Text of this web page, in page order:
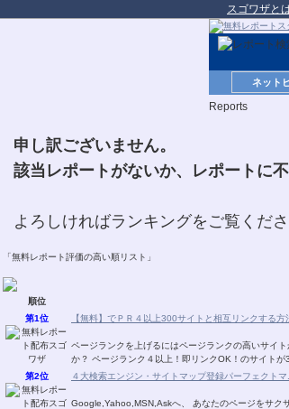
スゴワザと
ネット
Reports
申し訳ございません。
該当レポートがないか、レポートに
よろしければランキングをご覧くださ
「無料レポート評価の高い順リスト」
順位
第1位
【無料】でＰＲ４以上300サイトと相互リンクする方
ページランクを上げるにはページランクの高いサイ
か？ ページランク４以上！即リンクOK！のサイト
第2位
４大検索エンジン・サイトマップ登録パーフェクト
Google,Yahoo,MSN,Askへ、 あなたのページをサク